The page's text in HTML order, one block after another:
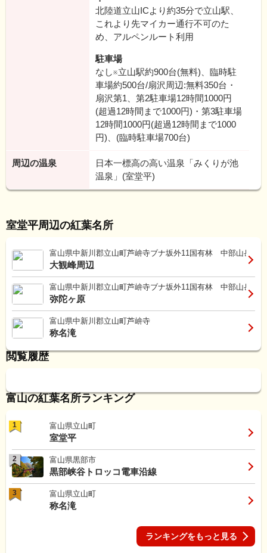
北陸道立山ICより約35分で立山駅、
これより先マイカー通行不可のた
め、アルペンルート利用
駐車場
なし※立山駅約900台(無料)、臨時駐
車場約500台/扇沢周辺:無料350台・
扇沢第1、第2駐車場12時間1000円
(超過12時間まで1000円)・第3駐車場
12時間1000円(超過12時間まで1000
円)、(臨時駐車場700台)
周辺の温泉
日本一標高の高い温泉「みくりが池
温泉」(室堂平)
室堂平周辺の紅葉名所
富山県中新川郡立山町芦峅寺ブナ坂外11国有林 中部山岳国
大観峰周辺
富山県中新川郡立山町芦峅寺ブナ坂外11国有林 中部山岳国
弥陀ヶ原
富山県中新川郡立山町芦峅寺
称名滝
閲覧履歴
富山の紅葉名所ランキング
1 富山県立山町
室堂平
2 富山県黒部市
黒部峡谷トロッコ電車沿線
3 富山県立山町
称名滝
ランキングをもっと見る